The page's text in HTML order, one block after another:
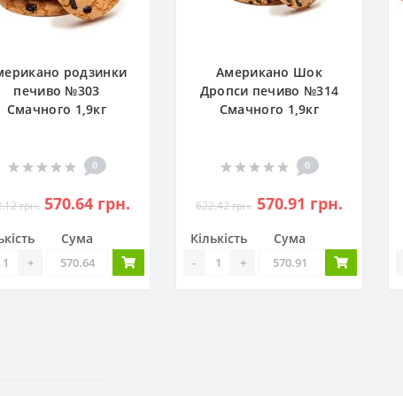
родзинки
печиво №303
Смачного 1,9кг
0
грн. 570.64 грн.
+
Сума
Американо Шок
Дропси печиво №314
Смачного 1,9кг
0
622.42 грн. 570.91 грн.
Кількість
- +
Сума